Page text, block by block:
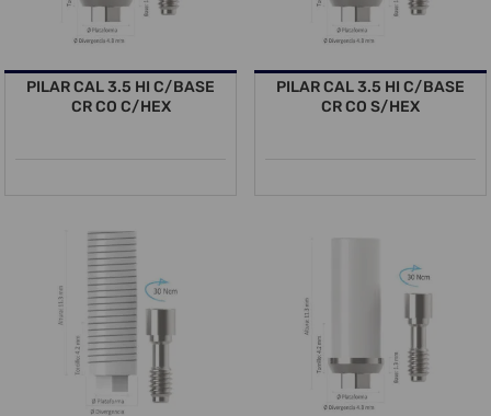
PILAR CAL 3.5 HI C/BASE
CR CO C/HEX
PILAR CAL 3.5 HI C/BASE
CR CO S/HEX